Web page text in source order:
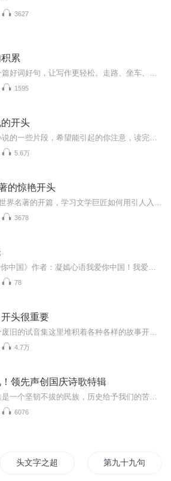
3627
累
1595
开头
5.6万
的惊艳开头
3678
78
头很重要
4.7万
领先声创国庆诗歌特辑
6076
头文字之超车帝 第九十九句对不起